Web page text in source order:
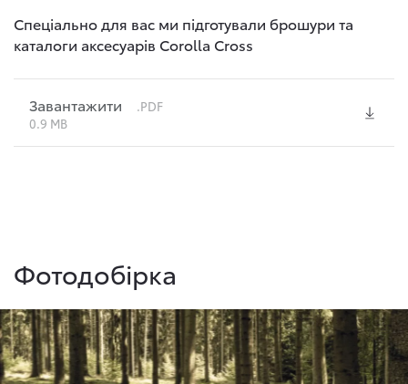
Спеціально для вас ми підготували брошури та
каталоги аксесуарів Corolla Cross
Завантажити
.PDF
0.9 MB
Фотодобірка